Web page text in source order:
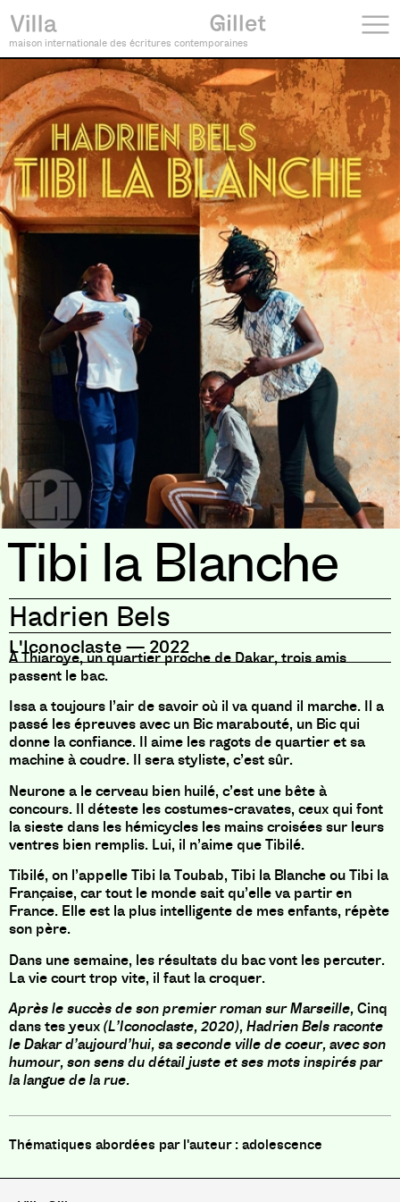
maison internationale des écritures contemporaines
Tibi la Blanche
Hadrien Bels
L'Iconoclaste—2022
À Thiaroye, un quartier proche de Dakar, trois amis
passent le bac.
Issa a toujours l’air de savoir où il va quand il marche. Il a
passé les épreuves avec un Bic marabouté, un Bic qui
donne la confiance. Il aime les ragots de quartier et sa
machine à coudre. Il sera styliste, c’est sûr.
Neurone a le cerveau bien huilé, c’est une bête à
concours. Il déteste les costumes-cravates, ceux qui font
la sieste dans les hémicycles les mains croisées sur leurs
ventres bien remplis. Lui, il n’aime que Tibilé.
Tibilé, on l’appelle Tibi la Toubab, Tibi la Blanche ou Tibi la
Française, car tout le monde sait qu’elle va partir en
France. Elle est la plus intelligente de mes enfants, répète
son père.
Dans une semaine, les résultats du bac vont les percuter.
La vie court trop vite, il faut la croquer.
Après le succès de son premier roman sur Marseille,Cinq
dans tes yeux(L’Iconoclaste, 2020), Hadrien Bels raconte
le Dakar d’aujourd’hui, sa seconde ville de coeur, avec son
humour, son sens du détail juste et ses mots inspirés par
la langue de la rue.
adolescence